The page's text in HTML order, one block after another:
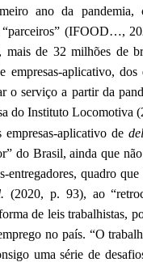
ano da pandemia,
“parceiros” (IFOOD…,
mais de 32 milhões de
empresas-aplicativo,
o serviço a partir da
do Instituto Locomotiva
empresas-aplicativo de
do Brasil, ainda que
entregadores, quadro
(2020, p. 93), ao
de leis trabalhistas,
no país. “O
uma série de